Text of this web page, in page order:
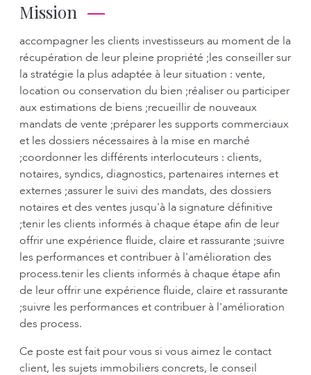
Mission
accompagner les clients investisseurs au moment de la
récupération de leur pleine propriété ;les conseiller sur
la stratégie la plus adaptée à leur situation : vente,
location ou conservation du bien ;réaliser ou participer
aux estimations de biens ;recueillir de nouveaux
mandats de vente ;préparer les supports commerciaux
et les dossiers nécessaires à la mise en marché
;coordonner les différents interlocuteurs : clients,
notaires, syndics, diagnostics, partenaires internes et
externes ;assurer le suivi des mandats, des dossiers
notaires et des ventes jusqu'à la signature définitive
;tenir les clients informés à chaque étape afin de leur
offrir une expérience fluide, claire et rassurante ;suivre
les performances et contribuer à l'amélioration des
process.tenir les clients informés à chaque étape afin
de leur offrir une expérience fluide, claire et rassurante
;suivre les performances et contribuer à l'amélioration
des process.
Ce poste est fait pour vous si vous aimez le contact
client, les sujets immobiliers concrets, le conseil